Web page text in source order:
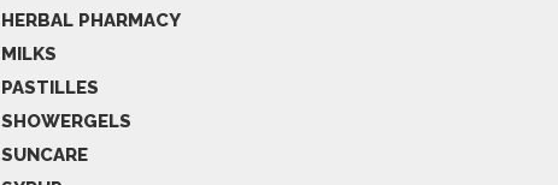
HERBAL PHARMACY
MILKS
PASTILLES
SHOWERGELS
SUNCARE